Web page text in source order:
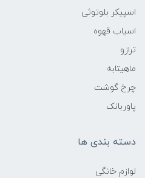
اسپیکر بلوتوثی
اسیاب قهوه
ترازو
ماهیتابه
چرخ گوشت
پاوربانک
دسته بندی ها
لوازم خانگی